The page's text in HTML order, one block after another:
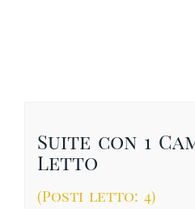
Suite con 1
Letto
(Posti letto: 4)